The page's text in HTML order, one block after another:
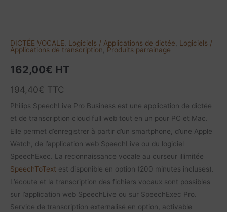
DICTÉE VOCALE Logiciels / Applications de dictée
Logiciels /
Applications de transcription
Produits parrainage
162,00€ HT
194,40€ TTC
Philips SpeechLive Pro Business est une application de dictée
et de transcription cloud full web tout en un pour PC et Mac.
Elle permet d’enregistrer à partir d’un smartphone, d’une Apple
Watch, de l’application web SpeechLive ou du logiciel
SpeechExec. La reconnaissance vocale au curseur illimitée
SpeechToText est disponible en option (200 minutes incluses).
L’écoute et la transcription des fichiers vocaux sont possibles
sur l’application web SpeechLive ou sur SpeechExec Pro.
Service de transcription externalisé en option, activable